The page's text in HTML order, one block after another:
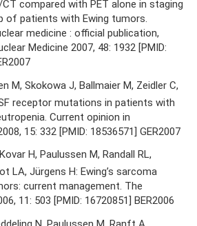
CT compared with PET alone in staging
of patients with Ewing tumors.
medicine : official publication,
Medicine 2007, 48: 1932 [PMID:
M, Skokowa J, Ballmaier M, Zeidler C,
receptor mutations in patients with
Current opinion in
15: 332 [PMID: 18536571] GER2007
H, Paulussen M, Randall RL,
LA, Jürgens H: Ewing’s sarcoma
current management. The
11: 503 [PMID: 16720851] BER2006